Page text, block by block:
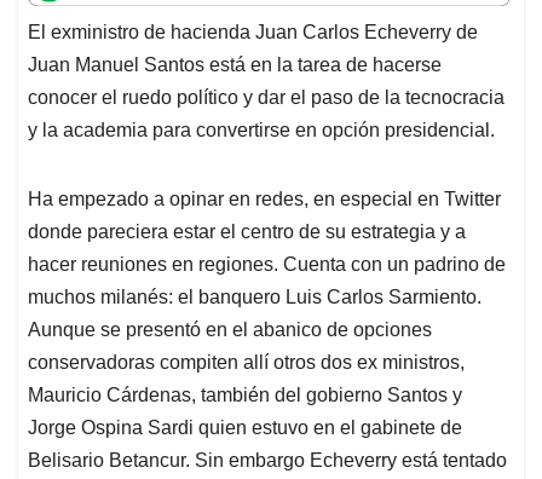
t
s
A
p
p
e
b
o
o
k
k
e
d
I
n
i
l
e
a
d
s
El exministro de hacienda Juan Carlos Echeverry de
Juan Manuel Santos está en la tarea de hacerse
conocer el ruedo político y dar el paso de la tecnocracia
y la academia para convertirse en opción presidencial.
Ha empezado a opinar en redes, en especial en Twitter
donde pareciera estar el centro de su estrategia y a
hacer reuniones en regiones. Cuenta con un padrino de
muchos milanés: el banquero Luis Carlos Sarmiento.
Aunque se presentó en el abanico de opciones
conservadoras compiten allí otros dos ex ministros,
Mauricio Cárdenas, también del gobierno Santos y
Jorge Ospina Sardi quien estuvo en el gabinete de
Belisario Betancur. Sin embargo Echeverry está tentado